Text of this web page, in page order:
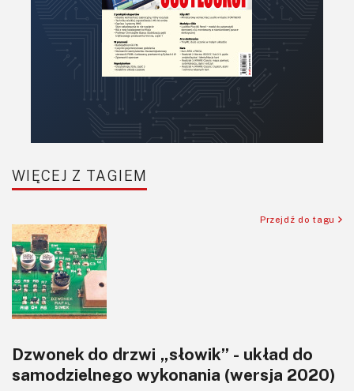
Pomiary i testy
Projektowanie
Sensory
Software
Sterowanie
Transformatory
Tranzystory
Wzmacniacze
Zasilanie
WIĘCEJ Z TAGIEM
Przejdź do tagu
Dzwonek do drzwi „słowik” - układ do
samodzielnego wykonania (wersja 2020)